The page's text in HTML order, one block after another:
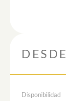
DESDE
Disponibilidad